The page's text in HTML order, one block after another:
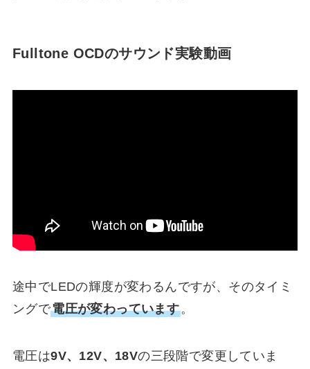
Fulltone OCDのサウンド実験動画
途中でLEDの輝度が変わるんですが、そのタイミ
ングで電圧が変わっています。
電圧は9V、12V、18Vの三段階で変更していま